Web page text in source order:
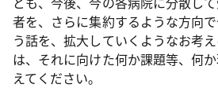
者を、さらに集約するような方向
う話を、拡大していくようなお考
は、それに向けた何か課題等、何
えてください。